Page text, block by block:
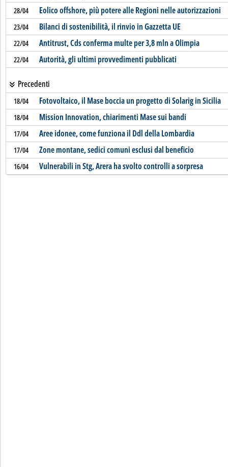
28/04 Eolico offshore, più potere alle Regioni nelle autorizzazioni
23/04 Bilanci di sostenibilità, il rinvio in Gazzetta UE
22/04 Antitrust, Cds conferma multe per 3,8 mln a Olimpia
22/04 Autorità, gli ultimi provvedimenti pubblicati
Precedenti
18/04 Fotovoltaico, il Mase boccia un progetto di Solarig in Sicilia
18/04 Mission Innovation, chiarimenti Mase sui bandi
17/04 Aree idonee, come funziona il Ddl della Lombardia
17/04 Zone montane, sedici comuni esclusi dal beneficio
16/04 Vulnerabili in Stg, Arera ha svolto controlli a sorpresa